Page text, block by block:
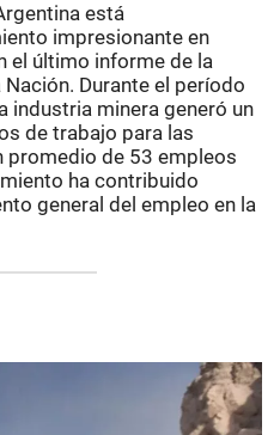
está
impresionante en
el último informe de la
Durante el período
industria minera generó un
de trabajo para las
promedio de 53 empleos
ha contribuido
general del empleo en la